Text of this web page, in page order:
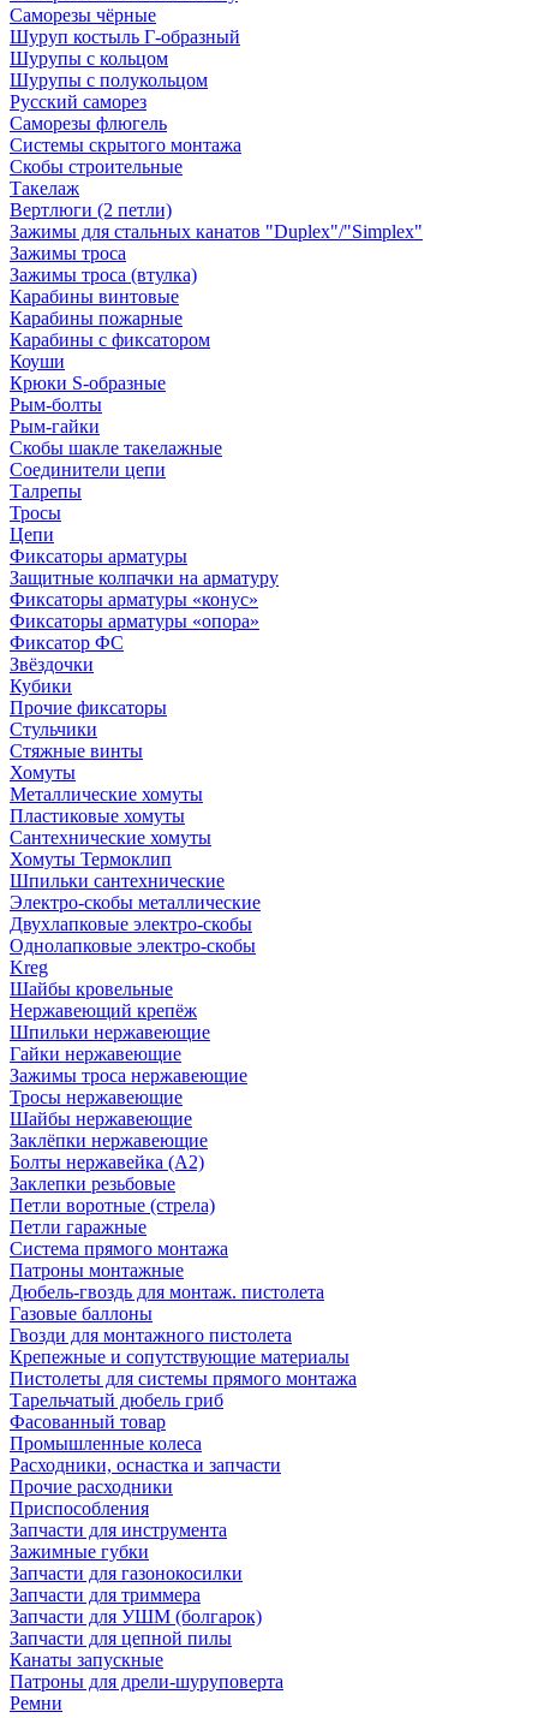
Саморезы чёрные
Шуруп костыль Г-образный
Шурупы с кольцом
Шурупы с полукольцом
Русский саморез
Саморезы флюгель
Системы скрытого монтажа
Скобы строительные
Такелаж
Вертлюги (2 петли)
Зажимы для стальных канатов "Duplex"/"Simplex"
Зажимы троса
Зажимы троса (втулка)
Карабины винтовые
Карабины пожарные
Карабины с фиксатором
Коуши
Крюки S-образные
Рым-болты
Рым-гайки
Скобы шакле такелажные
Соединители цепи
Талрепы
Тросы
Цепи
Фиксаторы арматуры
Защитные колпачки на арматуру
Фиксаторы арматуры «конус»
Фиксаторы арматуры «опора»
Фиксатор ФС
Звёздочки
Кубики
Прочие фиксаторы
Стульчики
Стяжные винты
Хомуты
Металлические хомуты
Пластиковые хомуты
Сантехнические хомуты
Хомуты Термоклип
Шпильки сантехнические
Электро-скобы металлические
Двухлапковые электро-скобы
Однолапковые электро-скобы
Kreg
Шайбы кровельные
Нержавеющий крепёж
Шпильки нержавеющие
Гайки нержавеющие
Зажимы троса нержавеющие
Тросы нержавеющие
Шайбы нержавеющие
Заклёпки нержавеющие
Болты нержавейка (А2)
Заклепки резьбовые
Петли воротные (стрела)
Петли гаражные
Система прямого монтажа
Патроны монтажные
Дюбель-гвоздь для монтаж. пистолета
Газовые баллоны
Гвозди для монтажного пистолета
Крепежные и сопутствующие материалы
Пистолеты для системы прямого монтажа
Тарельчатый дюбель гриб
Фасованный товар
Промышленные колеса
Расходники, оснастка и запчасти
Прочие расходники
Приспособления
Запчасти для инструмента
Зажимные губки
Запчасти для газонокосилки
Запчасти для триммера
Запчасти для УШМ (болгарок)
Запчасти для цепной пилы
Канаты запускные
Патроны для дрели-шуруповерта
Ремни